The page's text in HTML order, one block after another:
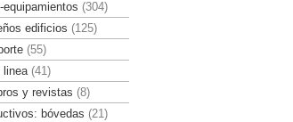
(304)
edificios (125)
(55)
linea(41)
y revistas (8)
bóvedas (21)